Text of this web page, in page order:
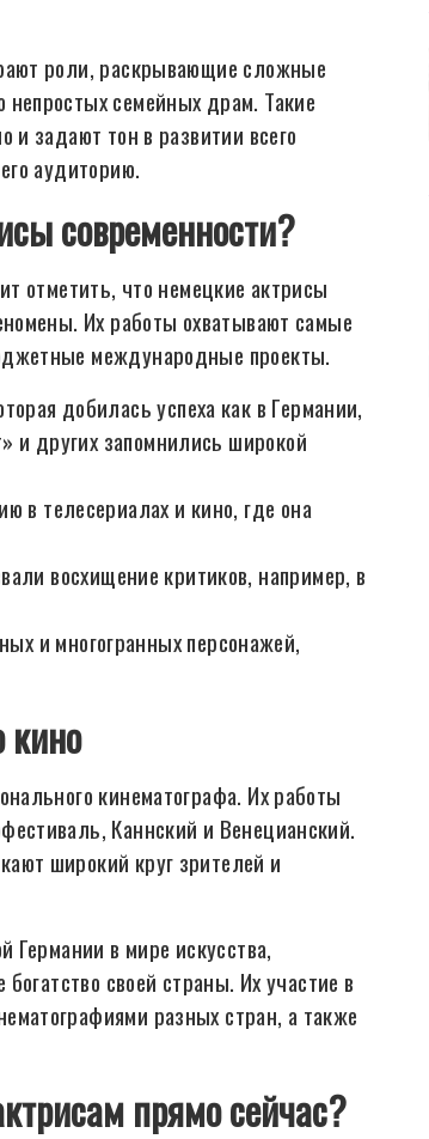
роли, раскрывающие сложные
семейных драм. Такие
задают тон в развитии всего
аудиторию.
современности?
отметить, что немецкие актрисы
Их работы охватывают самые
международные проекты.
добилась успеха как в Германии,
и других запомнились широкой
в телесериалах и кино, где она
восхищение критиков, например, в
и многогранных персонажей,
кино
кинематографа. Их работы
Каннский и Венецианский.
широкий круг зрителей и
Германии в мире искусства,
своей страны. Их участие в
разных стран, а также
прямо сейчас?